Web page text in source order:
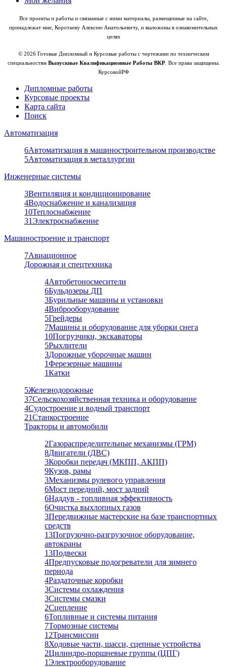
Все проекты и работы и связанные с ними материалы, размещенные на сайте,
принадлежат мне, Коротаеву Алексею Анатольевичу, и выложены в ознакомительных
целях
© 2026 Готовые Дипломный и Курсовые работы с чертежами по техническим
специальностям Выпускные Квалификационные Работы ВКР. Все права защищены.
КурсовойРФ
Дипломные работы
Курсовые проекты
Карта сайта
Поиск
Автоматизация
6Автоматизация в машиностроительном производстве
5Автоматизация в металлургии
Инженерные системы
3Вентиляция и кондиционирование
4Водоснабжение и канализация
10Теплоснабжение
31Электроснабжение
Машиностроение и транспорт
7Авиационное
Дорожная и спецтехника
4Автобетоносмесители
6Бульдозеры ДП
3Бурильные машины и установки
4Виброоборудование
5Грейдеры
7Машины и оборудование для уборки снега
10Погрузчики, экскаваторы
5Рыхлители
3Дорожные уборочные машин
1Ферезерные машины
1Катки
5Железнодорожные
37Сельскохозяйственная техника и оборудование
4Судостроение и водный транспорт
21Станкостроение
Тракторы и автомобили
2Газораспределительные механизмы (ГРМ)
8Двигатели (ДВС)
3Коробки передач (МКПП, АКПП)
9Кузов, рамы
3Механизмы рулевого управления
6Мост передний, мост задний
6Наддув - топливная эффективность
6Очистка выхлопных газов
3Передвижные мастерские на базе транспортных
средств
13Погрузочно-разгрузочное оборудование,
автокраны
13Подвески
4Предпусковые подогреватели для зимнего
периода
4Раздаточные коробки
3Системы охлаждения
3Системы смазки
2Сцепление
6Топливные и системы питания
7Тормозные системы
12Трансмиссии
8Ходовые части, шасси, сцепные устройства
2Цилиндро-поршневые группы (ЦПГ)
1Электрооборудование